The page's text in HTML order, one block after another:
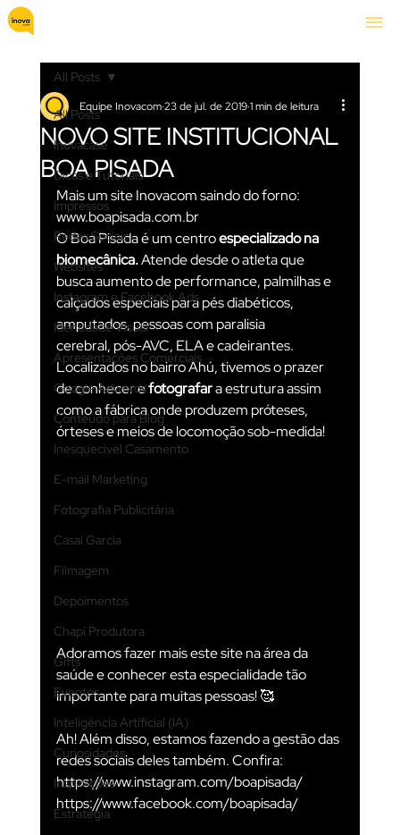
All Posts
Inovacase
Dicas e Tutoriais
Impressos
Redes Sociais
Websites
Instagram e Facebook Ads
Identidade Visual
Apresentações Comerciais
Google Adwords
Conteúdo para Blog
Inesquecível Casamento
E-mail Marketing
Fotografia Publicitária
Casal Garcia
Filmagem
Depoimentos
Chapi Produtora
Gifts
Eventos
Inteligência Artificial (IA)
Curiosidades
Inspirações
Estratégia
All Posts
NOVO SITE INSTITUCIONAL
BOA PISADA
Equipe Inovacom 23 de jul. de 2019 1 min de leitura
Mais um site Inovacom saindo do forno:
www.boapisada.com.br
O Boa Pisada é um centro especializado na
biomecânica. Atende desde o atleta que
busca aumento de performance, palmilhas e
calçados especiais para pés diabéticos,
amputados, pessoas com paralisia
cerebral, pós-AVC, ELA e cadeirantes.
Localizados no bairro Ahú, tivemos o prazer
de conhecer e fotografar a estrutura assim
como a fábrica onde produzem próteses,
órteses e meios de locomoção sob-medida!
Adoramos fazer mais este site na área da
saúde e conhecer esta especialidade tão
importante para muitas pessoas! 🥰
Ah! Além disso, estamos fazendo a gestão das
redes sociais deles também. Confira:
https://www.instagram.com/boapisada/
https://www.facebook.com/boapisada/